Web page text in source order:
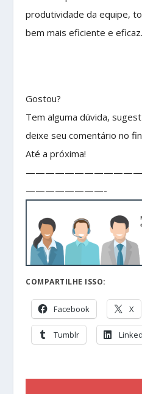
produtividade da equipe,
bem mais eficiente e eficaz.
Gostou?
Tem alguma dúvida,
deixe seu comentário no
Até a próxima!
————————-
COMPARTILHE ISSO:
Facebook X
Tumblr